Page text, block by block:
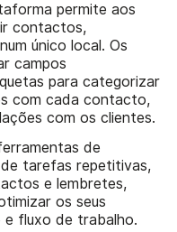
permite aos
contactos,
único local. Os
campos
para categorizar
com cada contacto,
com os clientes.
de
tarefas repetitivas,
e lembretes,
os seus
e fluxo de trabalho.